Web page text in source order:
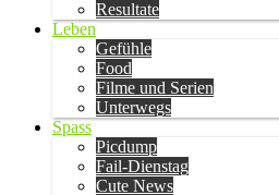
Resultate
Leben
Gefühle
Food
Filme und Serien
Unterwegs
Spass
Picdump
Fail-Dienstag
Cute News